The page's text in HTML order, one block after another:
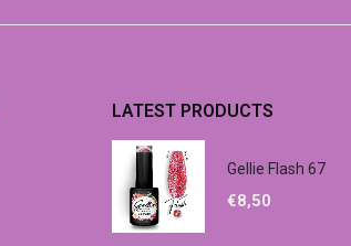
LATEST PRODUCTS
Gellie Flash 67
€8,50